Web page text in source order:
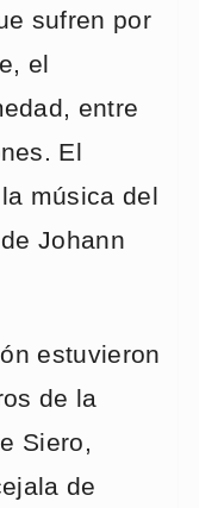
sufren por
el
entre
El
música del
Johann
estuvieron
de la
Siero,
de